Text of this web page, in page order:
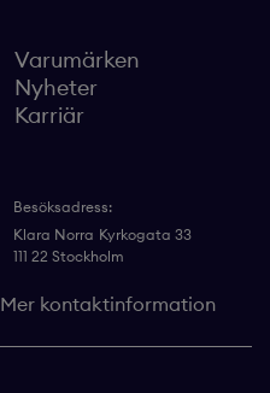
Varumärken
Nyheter
Karriär
Besöksadress:
Klara Norra Kyrkogata 33
111 22 Stockholm
Mer kontaktinformation